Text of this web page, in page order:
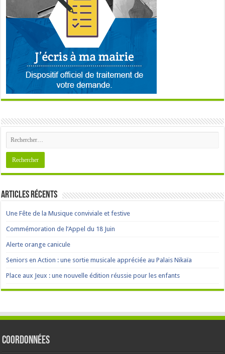
Articles récents
Une Fête de la Musique conviviale et festive
Commémoration de l’Appel du 18 Juin
Alerte orange canicule
Seniors en Action : une sortie musicale appréciée au Palais Nikaïa
Place aux Jeux : une nouvelle édition réussie pour les enfants
Coordonnées